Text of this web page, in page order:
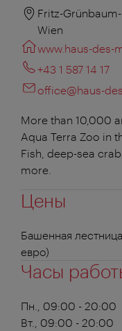
Fritz-
Wien
www.haus-des-
+43 1 587 14 17
office@haus-
More than 10,000
Aqua Terra Zoo in
Fish, deep-sea
more.
Цены
Башенная
евро)
Часы
Пн., 09:00 - 20:00
Вт., 09:00 - 20:00